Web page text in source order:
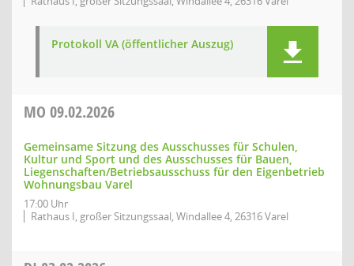
Protokoll VA (öffentlicher Auszug)
MO 09.02.2026
Gemeinsame Sitzung des Ausschusses für Schulen,
Kultur und Sport und des Ausschusses für Bauen,
Liegenschaften/Betriebsausschuss für den Eigenbetrieb
Wohnungsbau Varel
17:00 Uhr
Rathaus I, großer Sitzungssaal, Windallee 4, 26316 Varel